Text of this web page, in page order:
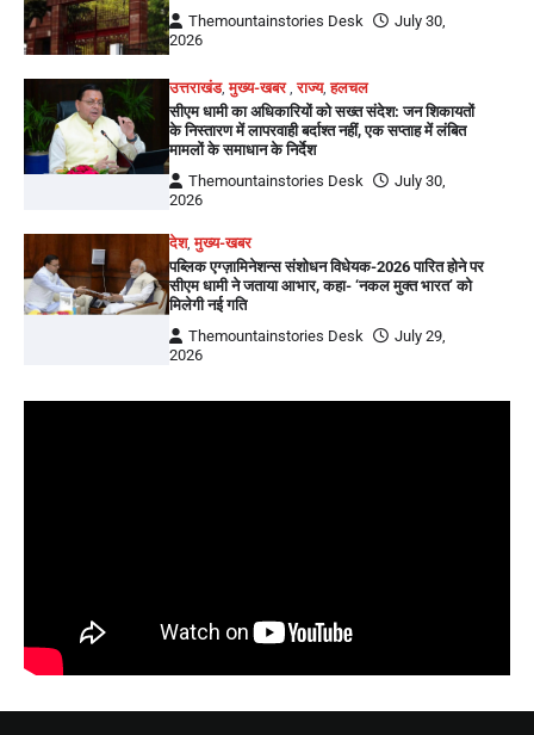
Themountainstories Desk
July 30,
2026
उत्तराखंड,मुख्य-खबर,राज्य,हलचल
सीएम धामी का अधिकारियों को सख्त संदेश: जन शिकायतों
के निस्तारण में लापरवाही बर्दाश्त नहीं, एक सप्ताह में लंबित
मामलों के समाधान के निर्देश
Themountainstories Desk
July 30,
2026
देश,मुख्य-खबर
पब्लिक एग्ज़ामिनेशन्स संशोधन विधेयक-2026 पारित होने पर
सीएम धामी ने जताया आभार, कहा- ‘नकल मुक्त भारत’ को
मिलेगी नई गति
Themountainstories Desk
July 29,
2026